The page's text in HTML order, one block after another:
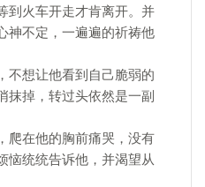
到火车开走才肯离开。并
神不定，一遍遍的祈祷他
想让他看到自己脆弱的
抹掉，转过头依然是一副
在他的胸前痛哭，没有
恼统统告诉他，并渴望从